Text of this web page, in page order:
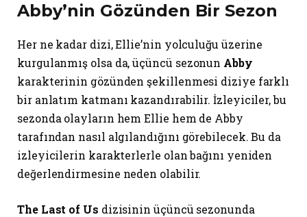
Abby’nin Gözünden Bir Sezon
Her ne kadar dizi, Ellie’nin yolculuğu üzerine
kurgulanmış olsa da, üçüncü sezonun Abby
karakterinin gözünden şekillenmesi diziye farklı
bir anlatım katmanı kazandırabilir. İzleyiciler, bu
sezonda olayların hem Ellie hem de Abby
tarafından nasıl algılandığını görebilecek. Bu da
izleyicilerin karakterlerle olan bağını yeniden
değerlendirmesine neden olabilir.
The Last of Us dizisinin üçüncü sezonunda